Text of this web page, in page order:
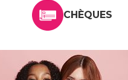
CHÈQUES